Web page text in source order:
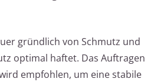
gründlich von Schmutz und
optimal haftet. Das Auftragen
empfohlen, um eine stabile